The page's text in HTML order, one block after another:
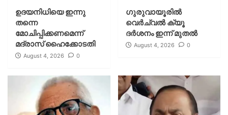
ഉദയനിധിയെ ഇന്നു
തന്നെ
മോചിപ്പിക്കണമെന്ന്
മദ്രാസ് ഹൈക്കോടതി
August 4, 2026 0
ഗുരുവായൂരില്‍
വെര്‍ച്വല്‍ ക്യൂ
ദര്‍ശനം ഇന്ന് മുതല്‍
August 4, 2026 0